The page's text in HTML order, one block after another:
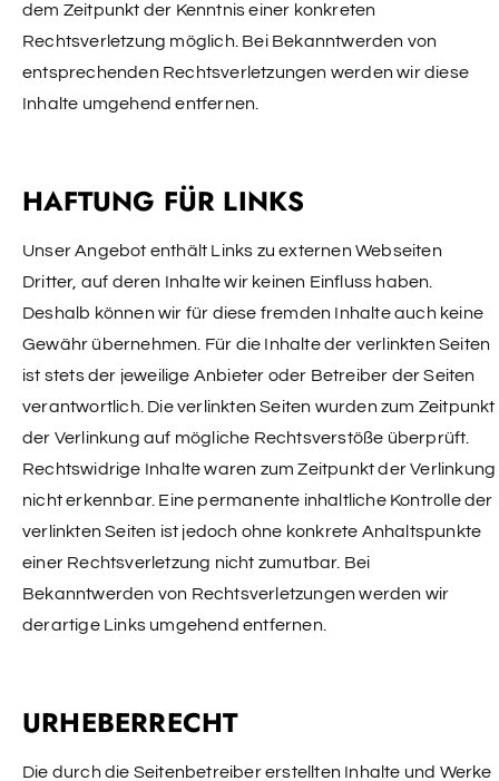
dem Zeitpunkt der Kenntnis einer konkreten
Rechtsverletzung möglich. Bei Bekanntwerden von
entsprechenden Rechtsverletzungen werden wir diese
Inhalte umgehend entfernen.
HAFTUNG FÜR LINKS
Unser Angebot enthält Links zu externen Webseiten
Dritter, auf deren Inhalte wir keinen Einfluss haben.
Deshalb können wir für diese fremden Inhalte auch keine
Gewähr übernehmen. Für die Inhalte der verlinkten Seiten
ist stets der jeweilige Anbieter oder Betreiber der Seiten
verantwortlich. Die verlinkten Seiten wurden zum Zeitpunkt
der Verlinkung auf mögliche Rechtsverstöße überprüft.
Rechtswidrige Inhalte waren zum Zeitpunkt der Verlinkung
nicht erkennbar. Eine permanente inhaltliche Kontrolle der
verlinkten Seiten ist jedoch ohne konkrete Anhaltspunkte
einer Rechtsverletzung nicht zumutbar. Bei
Bekanntwerden von Rechtsverletzungen werden wir
derartige Links umgehend entfernen.
URHEBERRECHT
Die durch die Seitenbetreiber erstellten Inhalte und Werke